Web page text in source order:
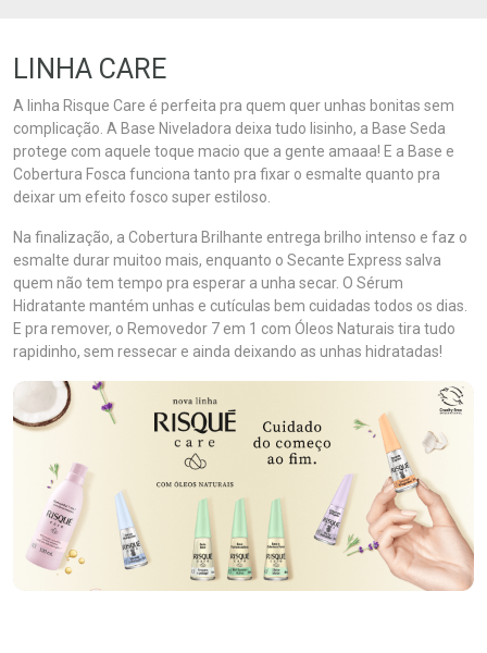
LINHA CARE
A linha Risque Care é perfeita pra quem quer unhas bonitas sem
complicação. A Base Niveladora deixa tudo lisinho, a Base Seda
protege com aquele toque macio que a gente amaaa! E a Base e
Cobertura Fosca funciona tanto pra fixar o esmalte quanto pra
deixar um efeito fosco super estiloso.
Na finalização, a Cobertura Brilhante entrega brilho intenso e faz o
esmalte durar muitoo mais, enquanto o Secante Express salva
quem não tem tempo pra esperar a unha secar. O Sérum
Hidratante mantém unhas e cutículas bem cuidadas todos os dias.
E pra remover, o Removedor 7 em 1 com Óleos Naturais tira tudo
rapidinho, sem ressecar e ainda deixando as unhas hidratadas!